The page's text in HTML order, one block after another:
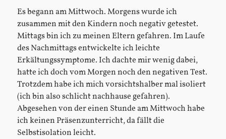
Es begann am Mittwoch. Morgens wurde ich
zusammen mit den Kindern noch negativ getestet.
Mittags bin ich zu meinen Eltern gefahren. Im Laufe
des Nachmittags entwickelte ich leichte
Erkältungssymptome. Ich dachte mir wenig dabei,
hatte ich doch vom Morgen noch den negativen Test.
Trotzdem habe ich mich vorsichtshalber mal isoliert
(ich bin also schlicht nachhause gefahren).
Abgesehen von der einen Stunde am Mittwoch habe
ich keinen Präsenzunterricht, da fällt die
Selbstisolation leicht.